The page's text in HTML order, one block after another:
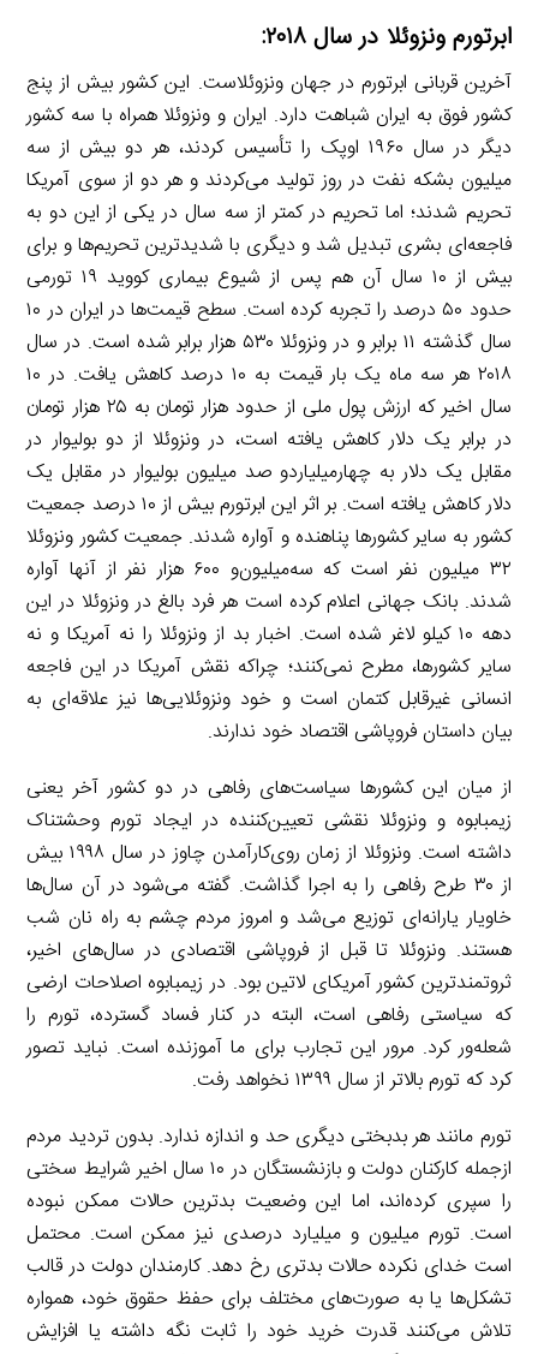
ابرتورم ونزوئلا در سال ۲۰۱۸:
آخرین قربانی ابرتورم در جهان ونزوئلاست. این کشور بیش از پنج
کشور فوق به ایران شباهت دارد. ایران و ونزوئلا همراه با سه کشور
دیگر در سال ۱۹۶۰ اوپک را تأسیس کردند، هر دو بیش از سه
میلیون بشکه نفت در روز تولید می‌کردند و هر دو از سوی آمریکا
تحریم شدند؛ اما تحریم در کمتر از سه سال در یکی از این دو به
فاجعه‌ای بشری تبدیل شد و دیگری با شدیدترین تحریم‌ها و برای
بیش از ۱۰ سال آن هم پس از شیوع بیماری کووید ۱۹ تورمی
حدود ۵۰ درصد را تجربه کرده است. سطح قیمت‌ها در ایران در ۱۰
سال گذشته ۱۱ برابر و در ونزوئلا ۵۳۰ هزار برابر شده است. در سال
۲۰۱۸ هر سه ماه یک بار قیمت به ۱۰ درصد کاهش یافت. در ۱۰
سال اخیر که ارزش پول ملی از حدود هزار تومان به ۲۵ هزار تومان
در برابر یک دلار کاهش یافته است، در ونزوئلا از دو بولیوار در
مقابل یک دلار به چهارمیلیاردو صد میلیون بولیوار در مقابل یک
دلار کاهش یافته است. بر اثر این ابرتورم بیش از ۱۰ درصد جمعیت
کشور به سایر کشورها پناهنده و آواره شدند. جمعیت کشور ونزوئلا
۳۲ میلیون نفر است که سه‌میلیون‌و ۶۰۰ هزار نفر از آنها آواره
شدند. بانک جهانی اعلام کرده است هر فرد بالغ در ونزوئلا در این
دهه ۱۰ کیلو لاغر شده است. اخبار بد از ونزوئلا را نه آمریکا و نه
سایر کشورها، مطرح نمی‌کنند؛ چراکه نقش آمریکا در این فاجعه
انسانی غیرقابل کتمان است و خود ونزوئلایی‌ها نیز علاقه‌ای به
بیان داستان فروپاشی اقتصاد خود ندارند.
از میان این کشورها سیاست‌های رفاهی در دو کشور آخر یعنی
زیمبابوه و ونزوئلا نقشی تعیین‌کننده در ایجاد تورم وحشتناک
داشته است. ونزوئلا از زمان روی‌کارآمدن چاوز در سال ۱۹۹۸ بیش
از ۳۰ طرح رفاهی را به اجرا گذاشت. گفته می‌شود در آن سال‌ها
خاویار یارانه‌ای توزیع می‌شد و امروز مردم چشم به راه نان شب
هستند. ونزوئلا تا قبل از فروپاشی اقتصادی در سال‌های اخیر،
ثروتمندترین کشور آمریکای لاتین بود. در زیمبابوه اصلاحات ارضی
که سیاستی رفاهی است، البته در کنار فساد گسترده، تورم را
شعله‌ور کرد. مرور این تجارب برای ما آموزنده است. نباید تصور
کرد که تورم بالاتر از سال ۱۳۹۹ نخواهد رفت.
تورم مانند هر بدبختی دیگری حد و اندازه ندارد. بدون تردید مردم
ازجمله کارکنان دولت و بازنشستگان در ۱۰ سال اخیر شرایط سختی
را سپری کرده‌اند، اما این وضعیت بدترین حالات ممکن نبوده
است. تورم میلیون و میلیارد درصدی نیز ممکن است. محتمل
است خدای نکرده حالات بدتری رخ دهد. کارمندان دولت در قالب
تشکل‌ها یا به صورت‌های مختلف برای حفظ حقوق خود، همواره
تلاش می‌کنند قدرت خرید خود را ثابت نگه داشته یا افزایش